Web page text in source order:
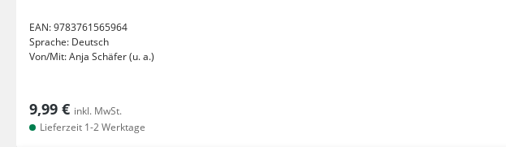
EAN:9783761565964
Sprache: Deutsch
Von/Mit:Anja Schäfer (u. a.)
9,99 € inkl. MwSt.
Lieferzeit 1-2 Werktage